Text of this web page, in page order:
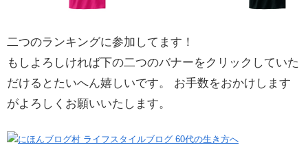
二つのランキングに参加してます！
もしよろしければ下の二つのバナーをクリックしていた
だけるとたいへん嬉しいです。 お手数をおかけします
がよろしくお願いいたします。